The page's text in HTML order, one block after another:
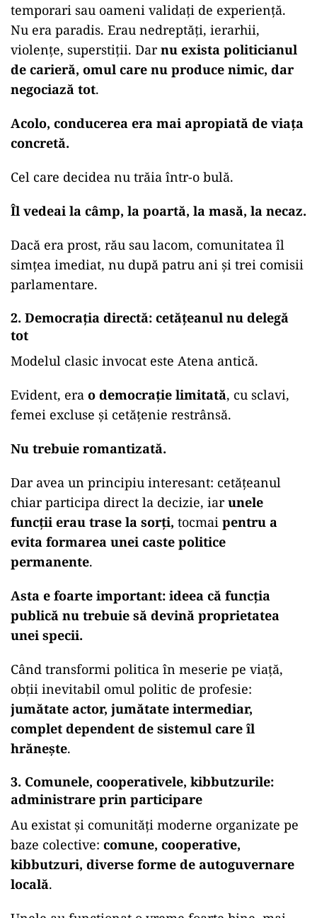
temporari sau oameni validați de experiență.
Nu era paradis. Erau nedreptăți, ierarhii,
violențe, superstiții. Darnu exista politicianul
de carieră, omul care nu produce nimic, dar
negociază tot.
Acolo, conducerea era mai apropiată de viața
concretă.
Cel care decidea nu trăia într-o bulă.
Îl vedeai la câmp, la poartă, la masă, la necaz.
Dacă era prost, rău sau lacom, comunitatea îl
simțea imediat, nu după patru ani și trei comisii
parlamentare.
2. Democrația directă: cetățeanul nu delegă
tot
Modelul clasic invocat este Atena antică.
Evident, era o democrație limitată, cu sclavi,
femei excluse și cetățenie restrânsă.
Nu trebuie romantizată.
Dar avea un principiu interesant: cetățeanul
chiar participa direct la decizie, iarunele
funcții erau trase la sorți, tocmai pentru a
evita formarea unei caste politice
permanente.
Asta e foarte important: ideea că funcția
publică nu trebuie să devină proprietatea
unei specii.
Când transformi politica în meserie pe viață,
obții inevitabil omul politic de profesie:
jumătate actor, jumătate intermediar,
complet dependent de sistemul care îl
hrănește.
3. Comunele, cooperativele, kibbutzurile:
administrare prin participare
Au existat și comunități moderne organizate pe
baze colective: comune, cooperative,
kibbutzuri, diverse forme de autoguvernare
locală.